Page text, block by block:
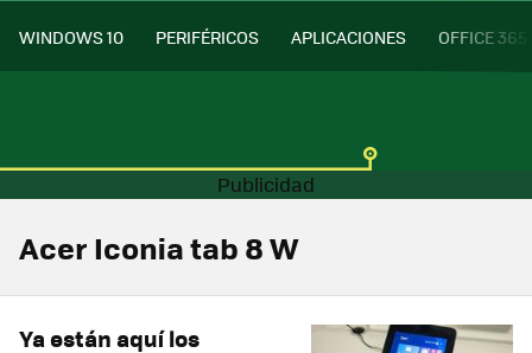
WINDOWS 10 PERIFÉRICOS APLICACIONES OFFICE 365
Acer Iconia tab 8 W
Ya están aquí los